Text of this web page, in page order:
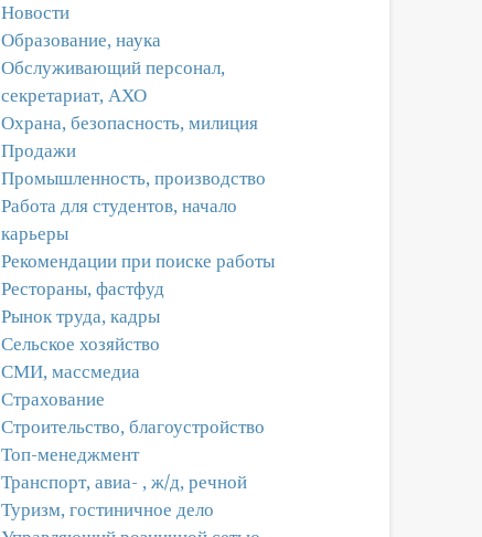
Новости
Образование, наука
Обслуживающий персонал,
секретариат, АХО
Охрана, безопасность, милиция
Продажи
Промышленность, производство
Работа для студентов, начало
карьеры
Рекомендации при поиске работы
Рестораны, фастфуд
Рынок труда, кадры
Сельское хозяйство
СМИ, массмедиа
Страхование
Строительство, благоустройство
Топ-менеджмент
Транспорт, авиа- , ж/д, речной
Туризм, гостиничное дело